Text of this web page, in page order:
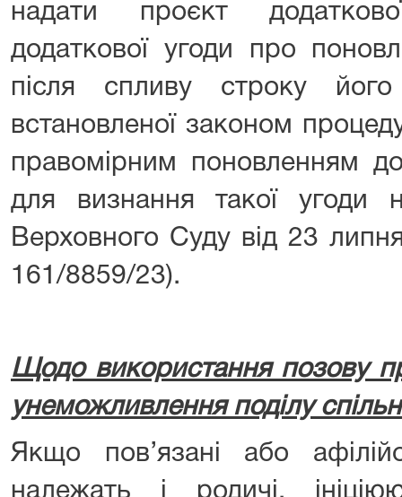
надати проєкт
додаткової угоди про
після спливу строку
встановленої законом
правомірним поновленням
для визнання такої угоди
Верховного Суду від 23
161/8859/23).
Щодо використання позову
унеможливлення поділу
Якщо пов’язані або
належать і родичі,